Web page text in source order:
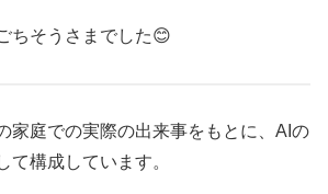
ちそうさまでした😊
家庭での実際の出来事をもとに、AIの
て構成しています。